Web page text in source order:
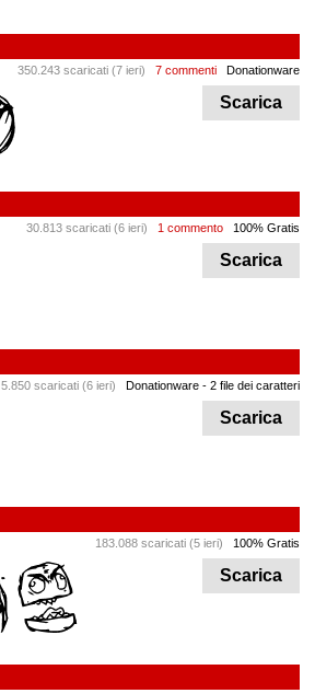
350.243 scaricati (7 ieri) 7 commenti Donationware
Scarica
30.813 scaricati (6 ieri) 1 commento 100% Gratis
Scarica
5.850 scaricati (6 ieri) Donationware - 2 file dei caratteri
Scarica
183.088 scaricati (5 ieri) 100% Gratis
Scarica